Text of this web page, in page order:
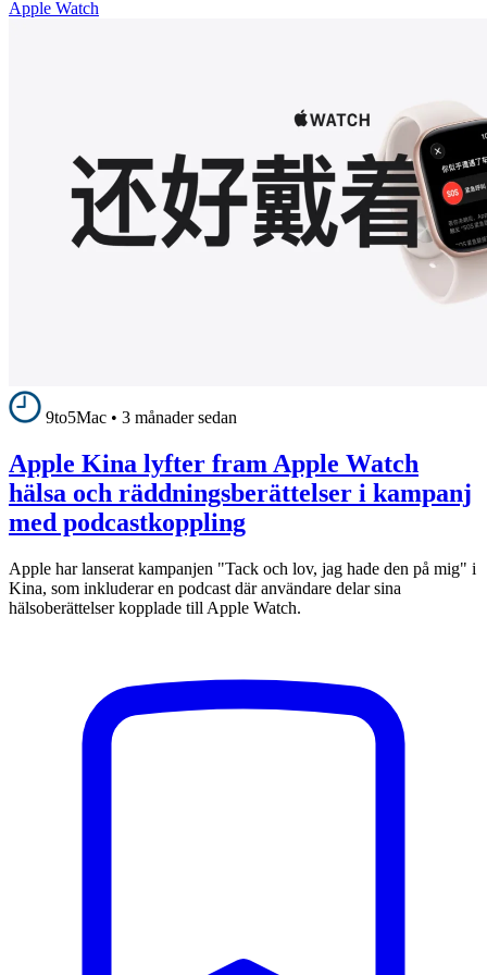
Apple Watch
9to5Mac • 3 månader sedan
Apple Kina lyfter fram Apple Watch
hälsa och räddningsberättelser i kampanj
med podcastkoppling
Apple har lanserat kampanjen "Tack och lov, jag hade den på mig" i
Kina, som inkluderar en podcast där användare delar sina
hälsoberättelser kopplade till Apple Watch.